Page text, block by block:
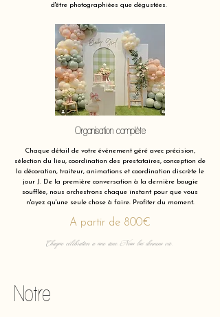
d'être photographiées que dégustées.
Organisation complète
Chaque détail de votre événement géré avec précision,
sélection du lieu, coordination des prestataires, conception de
la décoration, traiteur, animations et coordination discrète le
jour J. De la première conversation à la dernière bougie
soufflée, nous orchestrons chaque instant pour que vous
n'ayez qu'une seule chose à faire. Profiter du moment.
A partir de 800€
Chaque célébration a une âme. Nous lui donnons vie.
Notre